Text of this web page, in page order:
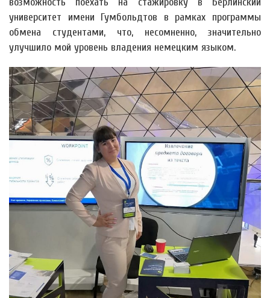
университет имени Гумбольдтов в рамках программы
обмена студентами, что, несомненно, значительно
улучшило мой уровень владения немецким языком.